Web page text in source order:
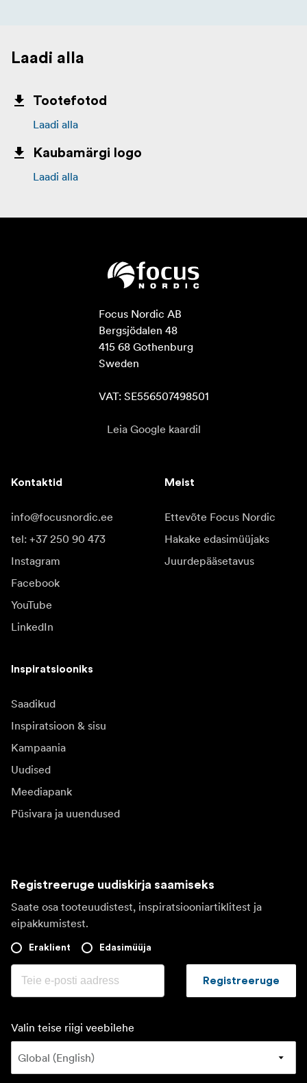
Laadi alla
Tootefotod
Laadi alla
Kaubamärgi logo
Laadi alla
Focus Nordic AB
Bergsjödalen 48
415 68 Gothenburg
Sweden
VAT: SE556507498501
Leia Google kaardil
Kontaktid
info@focusnordic.ee
tel: +37 250 90 473
Instagram
Facebook
YouTube
LinkedIn
Meist
Ettevõte Focus Nordic
Hakake edasimüüjaks
Juurdepääsetavus
Inspiratsiooniks
Saadikud
Inspiratsioon & sisu
Kampaania
Uudised
Meediapank
Püsivara ja uuendused
Registreeruge uudiskirja saamiseks
Saate osa tooteuudistest, inspiratsiooniartiklitest ja
eipakkumistest.
Eraklient Edasimüüja
Registreeruge
Valin teise riigi veebilehe